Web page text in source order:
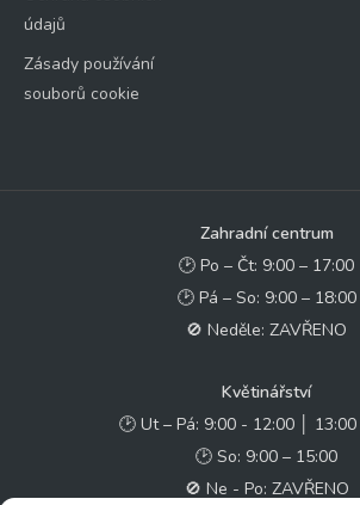
údajů
Zásady používání
souborů cookie
Zahradní centrum
🕑 Po – Čt: 9:00 – 17:00
🕑 Pá – So: 9:00 – 18:00
🚫 Neděle: ZAVŘENO
Květinářství
🕑 Ut – Pá: 9:00 - 12:00 │
🕑 So: 9:00 – 15:00
🚫 Ne - Po: ZAVŘENO